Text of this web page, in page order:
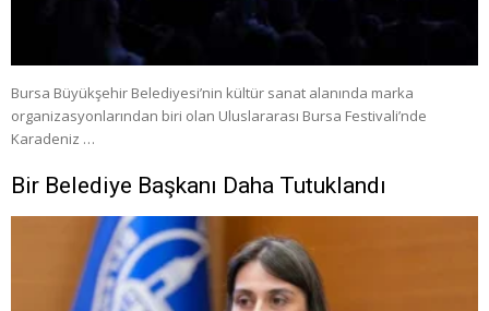
Bursa Büyükşehir Belediyesi’nin kültür sanat alanında marka
organizasyonlarından biri olan Uluslararası Bursa Festivali’nde
Karadeniz …
Bir Belediye Başkanı Daha Tutuklandı